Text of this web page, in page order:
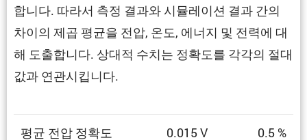
합니다. 따라서 측정 결과와 시뮬레이션 결과 간의
차이의 제곱 평균을 전압, 온도, 에너지 및 전력에 대
해 도출합니다. 상대적 수치는 정확도를 각각의 절대
값과 연관시킵니다.
평균 전압 정확도 0.015 V 0.5 %